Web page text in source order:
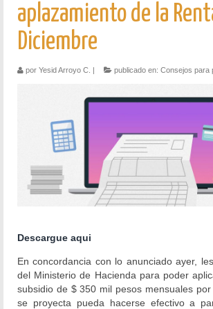
Servicios Contables y Financieros
Outsourcing Contable
Outsourcing Tributario
Outsourcing Administrativo y de
Revisoría Fiscal
Auditoría
Trámites para la Creación de
Estudios de Factibilidad
Elaboración de presupuestos y
ejecución presupuestal
aplazamiento de la
Diciembre
por Yesid Arroyo C. | publicado en: Consejos para
Descargue aqui
En concordancia con lo anunciado ayer,
del Ministerio de Hacienda para poder
subsidio de $ 350 mil pesos mensuales
se proyecta pueda hacerse efectivo a